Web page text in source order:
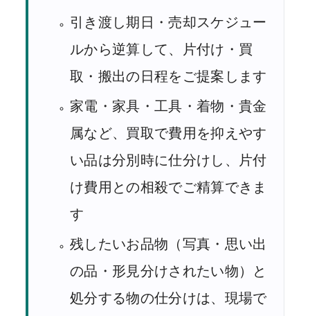
引き渡し期日・売却スケジュー
ルから逆算して、片付け・買
取・搬出の日程をご提案します
家電・家具・工具・着物・貴金
属など、買取で費用を抑えやす
い品は分別時に仕分けし、片付
け費用との相殺でご精算できま
す
残したいお品物（写真・思い出
の品・形見分けされたい物）と
処分する物の仕分けは、現場で